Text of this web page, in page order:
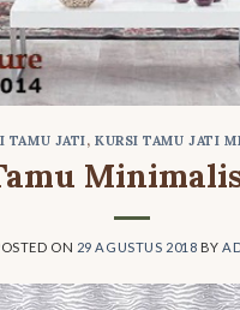
TAMU JATI,KURSI TAMU JATI
ON 29 AGUSTUS 2018 BY